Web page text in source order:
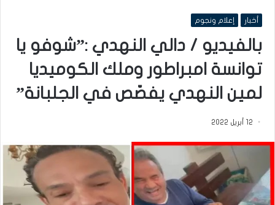
أخبار إعلام ونجوم
بالفيديو / دالي النهدي :”شوفو يا
توانسة امبراطور وملك الكوميديا
لمين النهدي يفصّص في الجلبانة”
12 أبريل 2022